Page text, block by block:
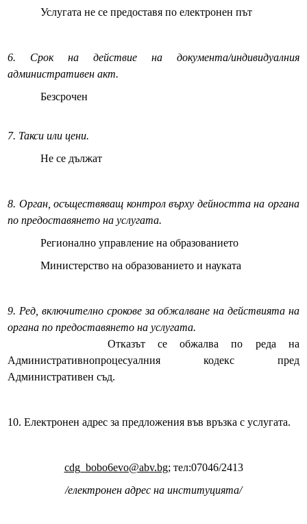
ОБЩЕСТВЕН СЪВЕТ 2019-2023
Обществен съвет 2015-2019
Декларации по ЗПУКИ и ЗПКОНПИ
Декларации по ЗПУКИ чл.12 т.2
ПК ПКОНПИ
Връзка с нас
Услугата не се предоставя по електронен път
6. Срок на действие на документа/индивидуалния
административен акт.
Безсрочен
7. Такси или цени.
Не се дължат
8. Орган, осъществяващ контрол върху дейността на органа
по предоставянето на услугата.
Регионално управление на образованието
Министерство на образованието и науката
9. Ред, включително срокове за обжалване на действията на
органа по предоставянето на услугата.
Отказът се обжалва по реда на
Административнопроцесуалния кодекс пред
Административен съд.
10. Електронен адрес за предложения във връзка с услугата.
cdg_bobo6evo@abv.bg; тел:07046/2413
/електронен адрес на институцията/